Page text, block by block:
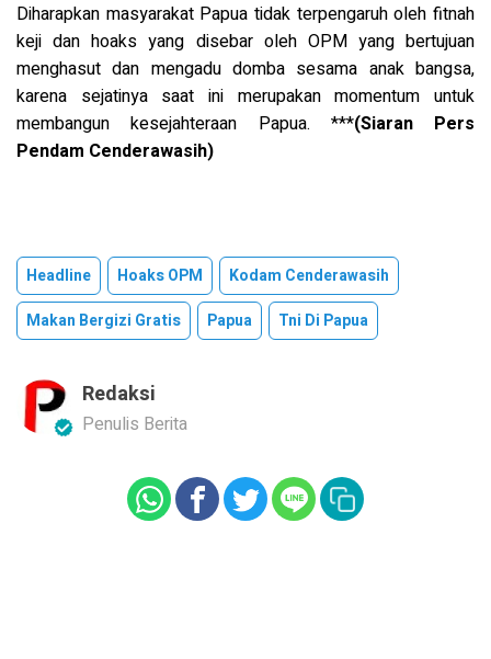
Diharapkan masyarakat Papua tidak terpengaruh oleh fitnah
keji dan hoaks yang disebar oleh OPM yang bertujuan
menghasut dan mengadu domba sesama anak bangsa,
karena sejatinya saat ini merupakan momentum untuk
membangun kesejahteraan Papua. ***(Siaran Pers
Pendam Cenderawasih)
Headline Hoaks OPM
Kodam Cenderawasih
Makan Bergizi Gratis
Papua Tni Di Papua
Redaksi
Penulis Berita